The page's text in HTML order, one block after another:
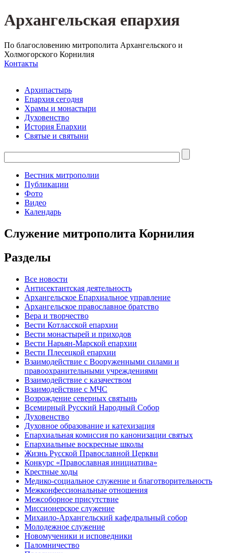
Архангельская епархия
По благословению митрополита Архангельского и
Холмогорского Корнилия
Контакты
Архипастырь
Епархия сегодня
Храмы и монастыри
Духовенство
История Епархии
Святые и святыни
Вестник митрополии
Публикации
Фото
Видео
Календарь
Служение митрополита Корнилия
Разделы
Все новости
Антисектантская деятельность
Архангельское Епархиальное управление
Архангельское православное братство
Вера и творчество
Вести Котласской епархии
Вести монастырей и приходов
Вести Нарьян-Марской епархии
Вести Плесецкой епархии
Взаимодействие с Вооруженными силами и
правоохранительными учреждениями
Взаимодействие с казачеством
Взаимодействие с МЧС
Возрождение северных святынь
Всемирный Русский Народный Собор
Духовенство
Духовное образование и катехизация
Епархиальная комиссия по канонизации святых
Епархиальные воскресные школы
Жизнь Русской Православной Церкви
Конкурс «Православная инициатива»
Крестные ходы
Медико-социальное служение и благотворительность
Межконфессиональные отношения
Межсоборное присутствие
Миссионерское служение
Михаило-Архангельский кафедральный собор
Молодежное служение
Новомученики и исповедники
Паломничество